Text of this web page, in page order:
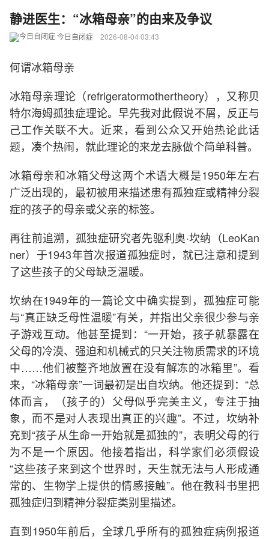
静进医生：“冰箱母亲”的由来及争议
今日自闭症 2026-08-04 03:43
何谓冰箱母亲
冰箱母亲理论（refrigeratormothertheory），又称贝
特尔海姆孤独症理论。早先我对此假说不屑，反正与
己工作关联不大。近来，看到公众又开始热论此话
题，凑个热闹，就此理论的来龙去脉做个简单科普。
冰箱母亲和冰箱父母这两个术语大概是1950年左右
广泛出现的，最初被用来描述患有孤独症或精神分裂
症的孩子的母亲或父亲的标签。
再往前追溯，孤独症研究者先驱利奥·坎纳（LeoKan
ner）于1943年首次报道孤独症时，就已注意和提到
了这些孩子的父母缺乏温暖。
坎纳在1949年的一篇论文中确实提到，孤独症可能
与“真正缺乏母性温暖”有关，并指出父亲很少参与亲
子游戏互动。他甚至提到：“一开始，孩子就暴露在
父母的冷漠、强迫和机械式的只关注物质需求的环境
中……他们被整齐地放置在没有解冻的冰箱里”。看
来，“冰箱母亲”一词最初是出自坎纳。他还提到：“总
体而言，（孩子的）父母似乎完美主义，专注于抽
象，而不是对人表现出真正的兴趣”。不过，坎纳补
充到“孩子从生命一开始就是孤独的”，表明父母的行
为不是一个原因。他接着指出，科学家们必须假设
“这些孩子来到这个世界时，天生就无法与人形成通
常的、生物学上提供的情感接触”。他在教科书里把
孤独症归到精神分裂症类别里描述。
直到1950年前后，全球几乎所有的孤独症病例报道